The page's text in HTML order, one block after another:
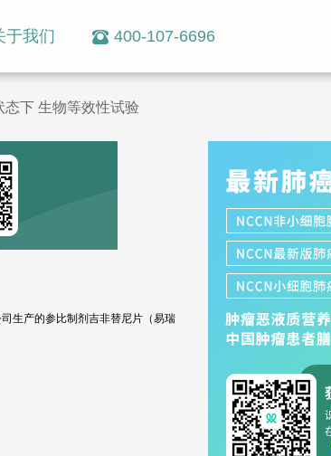
于我们 400-107-6696
下 生物等效性试验
生产的参比制剂吉非替尼片（易瑞